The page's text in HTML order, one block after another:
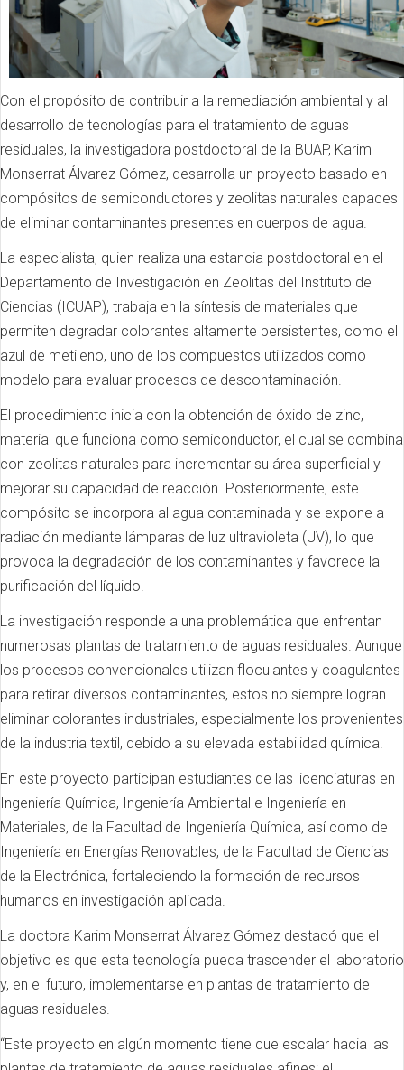
Con el propósito de contribuir a la remediación ambiental y al
desarrollo de tecnologías para el tratamiento de aguas
residuales, la investigadora postdoctoral de la BUAP, Karim
Monserrat Álvarez Gómez, desarrolla un proyecto basado en
compósitos de semiconductores y zeolitas naturales capaces
de eliminar contaminantes presentes en cuerpos de agua.
La especialista, quien realiza una estancia postdoctoral en el
Departamento de Investigación en Zeolitas del Instituto de
Ciencias (ICUAP), trabaja en la síntesis de materiales que
permiten degradar colorantes altamente persistentes, como el
azul de metileno, uno de los compuestos utilizados como
modelo para evaluar procesos de descontaminación.
El procedimiento inicia con la obtención de óxido de zinc,
material que funciona como semiconductor, el cual se combina
con zeolitas naturales para incrementar su área superficial y
mejorar su capacidad de reacción. Posteriormente, este
compósito se incorpora al agua contaminada y se expone a
radiación mediante lámparas de luz ultravioleta (UV), lo que
provoca la degradación de los contaminantes y favorece la
purificación del líquido.
La investigación responde a una problemática que enfrentan
numerosas plantas de tratamiento de aguas residuales. Aunque
los procesos convencionales utilizan floculantes y coagulantes
para retirar diversos contaminantes, estos no siempre logran
eliminar colorantes industriales, especialmente los provenientes
de la industria textil, debido a su elevada estabilidad química.
En este proyecto participan estudiantes de las licenciaturas en
Ingeniería Química, Ingeniería Ambiental e Ingeniería en
Materiales, de la Facultad de Ingeniería Química, así como de
Ingeniería en Energías Renovables, de la Facultad de Ciencias
de la Electrónica, fortaleciendo la formación de recursos
humanos en investigación aplicada.
La doctora Karim Monserrat Álvarez Gómez destacó que el
objetivo es que esta tecnología pueda trascender el laboratorio
y, en el futuro, implementarse en plantas de tratamiento de
aguas residuales.
“Este proyecto en algún momento tiene que escalar hacia las